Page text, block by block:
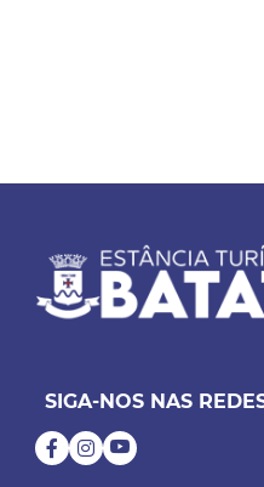
SIGA-NOS NAS